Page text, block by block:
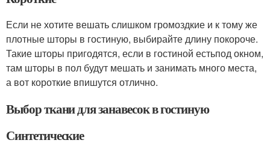
Если не хотите вешать слишком громоздкие и к тому же
плотные шторы в гостиную, выбирайте длину покороче.
Такие шторы пригодятся, если в гостиной естьпод окном,
там шторы в пол будут мешать и занимать много места,
а вот короткие впишутся отлично.
Выбор ткани для занавесок в гостиную
Синтетические